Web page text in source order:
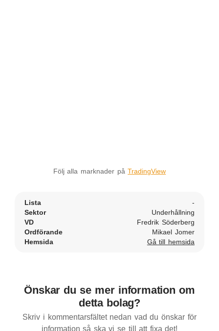
Följ alla marknader påTradingView
Lista
-
Sektor
Underhållning
VD
Fredrik Söderberg
Ordförande
Mikael Jomer
Hemsida
Gå till hemsida
Önskar du se mer information om
detta bolag?
Skriv i kommentarsfältet nedan vad du önskar för
information så ska vi se till att fixa det!